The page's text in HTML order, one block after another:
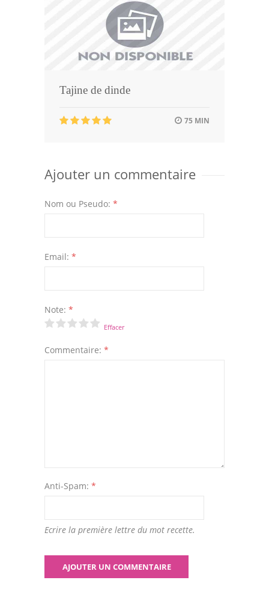
Tajine de dinde
75 MIN
Ajouter un commentaire
Nom ou Pseudo: *
Email: *
Note: *
Effacer
Commentaire: *
Anti-Spam: *
Ecrire la première lettre du mot recette.